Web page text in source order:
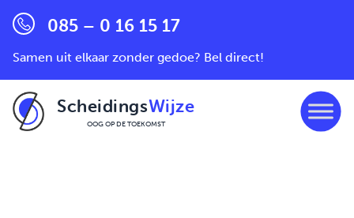
085 – 0 16 15 17
Samen uit elkaar zonder gedoe? Bel direct!
ScheidingsWijze
OOG OP DE TOEKOMST